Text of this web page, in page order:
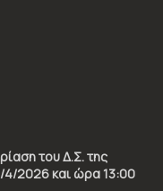
του Δ.Σ. της
4/2026 και ώρα 13:00